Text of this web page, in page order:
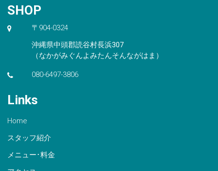
SHOP
〒904-0324
沖縄県中頭郡読谷村長浜307
（なかがみぐんよみたんそんながはま）
080-6497-3806
Links
Home
スタッフ紹介
メニュー･料金